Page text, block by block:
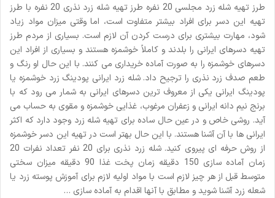
طرز تهیه شله زرد مجلسی 20 نفره طرز تهیه شله زرد نذری 20 نفره با طرز
تهیه این دسر برای افراد بیشتر متفاوت است، اما وقتی میزان مواد زیاد
شود، مهارت بیشتری برای درست کردن آن لازم است. بسیاری از مردم طرز
تهیه دسرهای ایرانی را بلدند و کاملاً خوشمزه هستند و بسیاری از افراد این
دسرهای خوشمزه را به صورت آماده خریداری می کنند. با این حال او رنگ و
طعم صدف زرد نذری را ترجیح داد. شله زرد ایرانی پودینگ زرد خوشمزه یا
پودینگ ایرانی یکی از معروف ترین دسرهای ایرانی به شمار می رود که با
برنج نیم دانه ایرانی و زعفران مرغوب، غذایی خوشمزه و مقوی به حساب می
آید. روشی خاص و در عین حال ساده برای تهیه شله زرد وجود دارد که اکثر
ایرانی ها با آن آشنا هستند. با این حال بهتر است در تهیه این دسر خوشمزه
از روش حرفه ای پیروی کنید. شله زرد نذری برای 20 نفر تعداد نفرات 20
زمان آماده سازی 150 دقیقه زمان پخت غذا 90 دقیقه میزان سختی
متوسط قبل از هر چیز لازم است با مواد اولیه لازم برای آموزش پوسته زرد یا
شعله زرد آشنا شوید و مطابق با آنها اقدام به آماده سازی …